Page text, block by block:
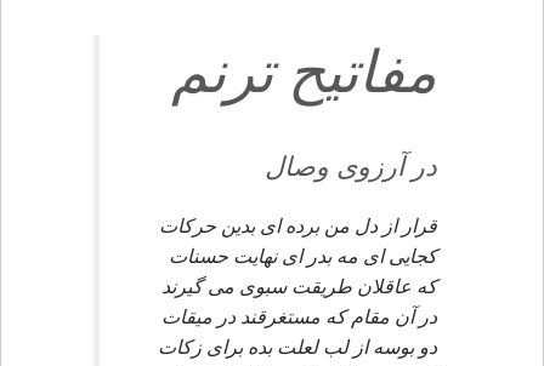
مفاتيح ترنم
در آرزوى وصال
قرار از دل من برده اى بدين حركات
كجايى اى مه بدر اى نهايت حسنات
كه عاقلان طريقت سبوى مى گيرند
در آن مقام كه مستغرقند در ميقات
دو بوسه از لب لعلت بده براى زكات